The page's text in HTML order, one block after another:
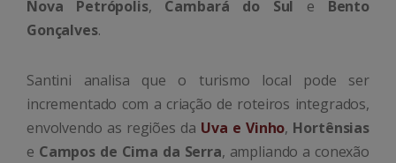
Nova Petrópolis, Cambará do Sul e Bento
Gonçalves.
Santini analisa que o turismo local pode ser
incrementado com a criação de roteiros integrados,
envolvendo as regiões da Uva e Vinho, Hortênsias
e Campos de Cima da Serra, ampliando a conexão